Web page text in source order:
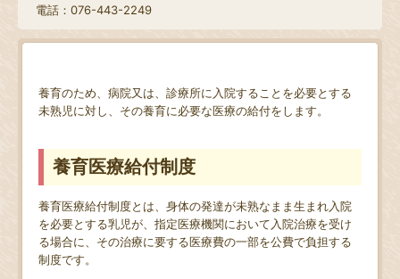
電話：076-443-2249
養育のため、病院又は、診療所に入院することを必要とする
未熟児に対し、その養育に必要な医療の給付をします。
養育医療給付制度
養育医療給付制度とは、身体の発達が未熟なまま生まれ入院
を必要とする乳児が、指定医療機関において入院治療を受け
る場合に、その治療に要する医療費の一部を公費で負担する
制度です。